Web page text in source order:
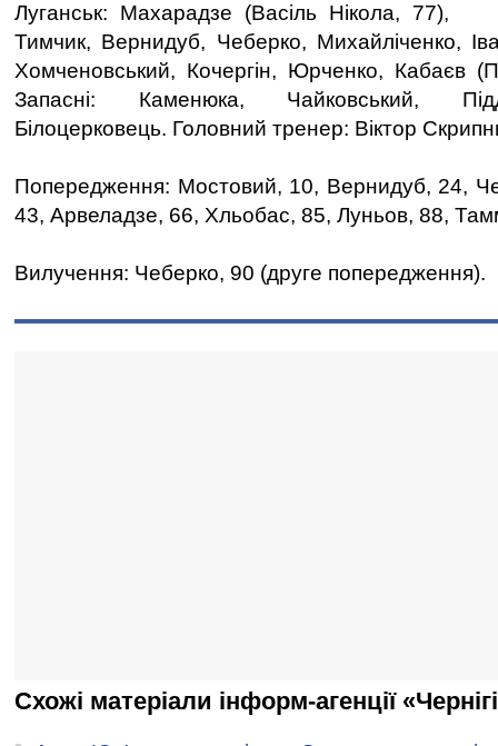
Луганськ: Махарадзе (Васіль Нікола, 77),
Тимчик, Вернидуб, Чеберко, Михайліченко,
Хомченовський, Кочергін, Юрченко, Кабаєв
Запасні: Каменюка, Чайковський,
Білоцерковець. Головний тренер: Віктор
Попередження: Мостовий, 10, Вернидуб, 24,
43, Арвеладзе, 66, Хльобас, 85, Луньов, 88,
Вилучення: Чеберко, 90 (друге попередження).
Схожі матеріали інформ-агенції